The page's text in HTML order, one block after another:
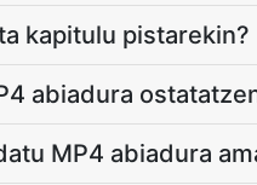
kapitulu pistarekin?
abiadura
MP4 abiadura